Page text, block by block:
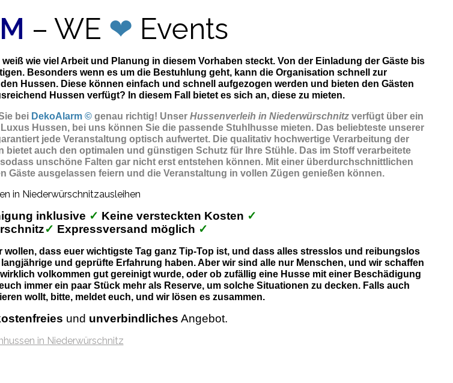
– WE ❤ Events
wie viel Arbeit und Planung in diesem Vorhaben steckt. Von der Einladung der Gäste bis
Besonders wenn es um die Bestuhlung geht, kann die Organisation schnell zur
Hussen. Diese können einfach und schnell aufgezogen werden und bieten den Gästen
Hussen verfügt? In diesem Fall bietet es sich an, diese zu mieten.
bei DekoAlarm © genau richtig! Unser Hussenverleih in Niederwürschnitz verfügt über ein
Hussen, bei uns können Sie die passende Stuhlhusse mieten. Das beliebteste unserer
jede Veranstaltung optisch aufwertet. Die qualitativ hochwertige Verarbeitung der
auch den optimalen und günstigen Schutz für Ihre Stühle. Das im Stoff verarbeitete
unschöne Falten gar nicht erst entstehen können. Mit einer überdurchschnittlichen
Gäste ausgelassen feiern und die Veranstaltung in vollen Zügen genießen können.
inklusive ✓ Keine versteckten Kosten ✓
✓ Expressversand möglich ✓
dass euer wichtigste Tag ganz Tip-Top ist, und dass alles stresslos und reibungslos
und geprüfte Erfahrung haben. Aber wir sind alle nur Menschen, und wir schaffen
volkommen gut gereinigt wurde, oder ob zufällig eine Husse mit einer Beschädigung
immer ein paar Stück mehr als Reserve, um solche Situationen zu decken. Falls auch
wollt, bitte, meldet euch, und wir lösen es zusammen.
und unverbindliches Angebot.